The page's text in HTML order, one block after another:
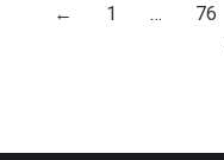
← 1 … 76